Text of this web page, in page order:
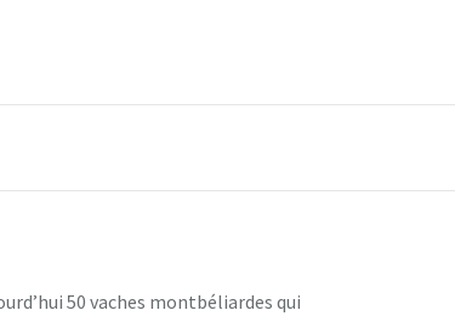
50 vaches montbéliardes qui